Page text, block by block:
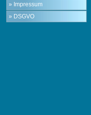
» Impressum
» DSGVO